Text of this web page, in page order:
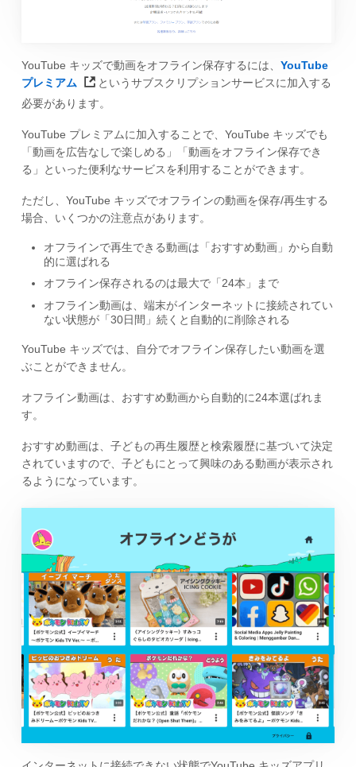
YouTube キッズで動画をオフライン保存するには、 YouTube
プレミアム
というサブスクリプションサービスに加入する
必要があります。
YouTube プレミアムに加入することで、YouTube キッズでも
「動画を広告なしで楽しめる」「動画をオフライン保存でき
る」といった便利なサービスを利用することができます。
ただし、YouTube キッズでオフラインの動画を保存/再生する
場合、いくつかの注意点があります。
オフラインで再生できる動画は「おすすめ動画」から自動
的に選ばれる
オフライン保存されるのは最大で「24本」まで
オフライン動画は、端末がインターネットに接続されてい
ない状態が「30日間」続くと自動的に削除される
YouTube キッズでは、自分でオフライン保存したい動画を選
ぶことができません。
オフライン動画は、おすすめ動画から自動的に24本選ばれま
す。
おすすめ動画は、子どもの再生履歴と検索履歴に基づいて決定
されていますので、子どもにとって興味のある動画が表示され
るようになっています。